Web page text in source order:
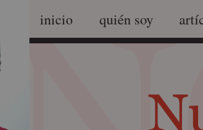
inicio quién soy